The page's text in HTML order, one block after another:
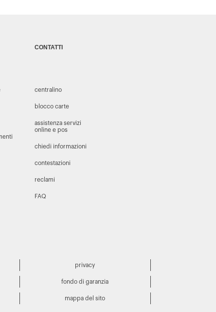
CONTATTI
centralino
blocco carte
assistenza servizi
online e pos
chiedi informazioni
contestazioni
reclami
FAQ
privacy
fondo di garanzia
mappa del sito